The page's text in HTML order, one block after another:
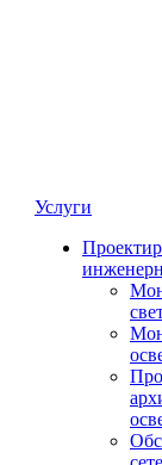
Услуги